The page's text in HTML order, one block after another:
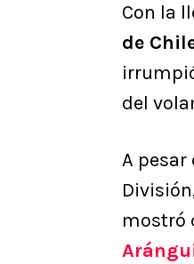
Con la
de
del
A
mostró